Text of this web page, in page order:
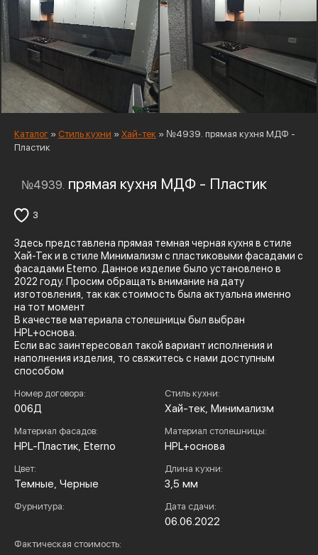
Каталог » Стиль кухни » Хай-тек » №4939. прямая кухня МДФ -
Пластик
№4939. прямая кухня МДФ - Пластик
3
Здесь представлена прямая темная черная кухня в стиле
Хай-Тек и в стиле Минимализм с пластиковыми фасадами с
фасадами Eterno. Данное изделие было установлено в
2022 году. Просим обращать внимание на дату
изготовления, так как стоимость была актуальна именно
на тот момент
В качестве материала столешницы был выбран
HPL+основа.
Если вас заинтересовал такой вариант исполнения и
наполнения изделия, то свяжитесь с нами доступным
способом
Номер договора:
006Д
Стиль кухни:
Хай-тек, Минимализм
Материал фасадов:
HPL-Пластик, Eterno
Материал столешницы:
HPL+основа
Цвет:
Темные, Черные
Длина кухни:
3,5 мм
Фурнитура: Дата сдачи:
06.06.2022
Фактическая стоимость: